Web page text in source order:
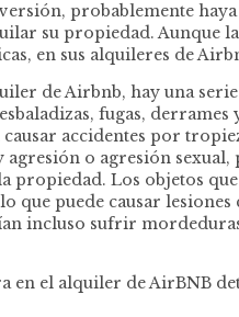
probablemente
su propiedad. Aunque
en sus alquileres de
de Airbnb, hay una
fugas,
accidentes por
agresión o agresión
propiedad. Los objetos
que puede causar
incluso sufrir
en el alquiler de AirBNB